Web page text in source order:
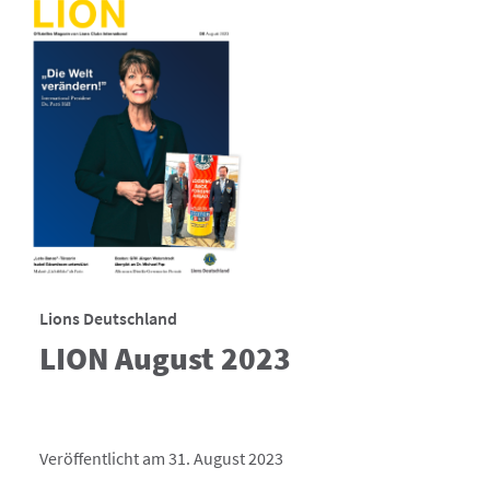
Lions Deutschland
LION August 2023
Veröffentlicht am 31. August 2023